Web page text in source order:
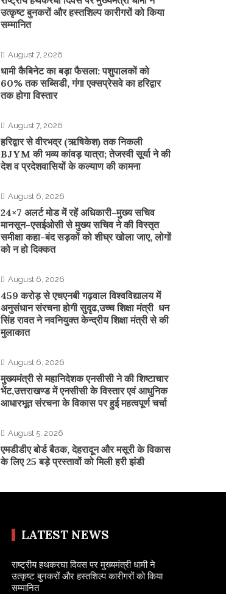
उत्कृष्ट बुनकरों और हस्तशिल्प कारीगरों को किया
सम्मानित
August 7, 2026
​धामी कैबिनेट का बड़ा फैसला: पशुपालकों को
60% तक सब्सिडी, गंगा एक्सप्रेसवे का हरिद्वार
तक होगा विस्तार
August 7, 2026
​हरिद्वार से वीरभद्र (ऋषिकेश) तक निकली
BJYM की भव्य कांवड़ यात्रा; तेजस्वी सूर्या ने की
देश व प्रदेशवासियों के कल्याण की कामना
August 6, 2026
24×7 अलर्ट मोड में रहें अधिकारी-मुख्य सचिव
मानसून-एसईओसी से मुख्य सचिव ने की विस्तृत
समीक्षा कहा-बंद सड़कों को शीघ्र खोला जाए, लोगों
को न हो दिक्कत
August 6, 2026
459 करोड़ से एचएनबी गढ़वाल विश्वविद्यालय में
अनुसंधान संरचना होगी सुदृढ,उच्च शिक्षा मंत्री धन
सिंह रावत ने नवनियुक्त केन्द्रीय शिक्षा मंत्री से की
मुलाकात
August 6, 2026
मुख्यमंत्री से महानिदेशक एनसीसी ने की शिष्टाचार
भेंट,उत्तराखण्ड में एनसीसी के विस्तार एवं आधुनिक
आधारभूत संरचना के विकास पर हुई महत्वपूर्ण चर्चा
August 5, 2026
एमडीडीए बोर्ड बैठक, देहरादून और मसूरी के विकास
के लिए 25 बड़े प्रस्तावों को मिली हरी झंडी
LATEST NEWS
राष्ट्रीय हथकरघा दिवस पर मुख्यमंत्री धामी ने
उत्कृष्ट बुनकरों और हस्तशिल्प कारीगरों को किया
सम्मानित